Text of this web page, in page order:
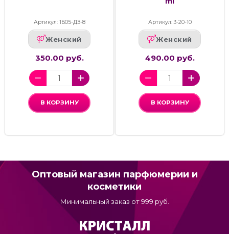
Артикул: 1Б05-ДЗ-8
Женский
350.00 руб.
В КОРЗИНУ
Артикул: 3-20-10
Женский
490.00 руб.
В КОРЗИНУ
Оптовый магазин парфюмерии и
косметики
Минимальный заказ от 999 руб.